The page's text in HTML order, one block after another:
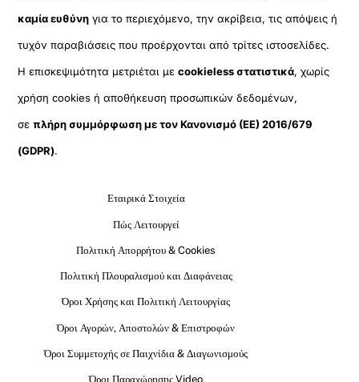
καμία ευθύνη για το περιεχόμενο, την ακρίβεια, τις απόψεις ή
τυχόν παραβιάσεις που προέρχονται από τρίτες ιστοσελίδες.
Η επισκεψιμότητα μετριέται μεcookieless στατιστικά, χωρίς
χρήση cookies ή αποθήκευση προσωπικών δεδομένων,
σεπλήρη συμμόρφωση με τον Κανονισμό (ΕΕ) 2016/679
(GDPR).
Εταιρικά Στοιχεία
Πώς Λειτουργεί
Πολιτική Απορρήτου & Cookies
Πολιτική Πλουραλισμού και Διαφάνειας
Όροι Χρήσης και Πολιτική Λειτουργίας
Όροι Αγορών, Αποστολών & Επιστροφών
Όροι Συμμετοχής σε Παιχνίδια & Διαγωνισμούς
Όροι Παραχώρησης Video